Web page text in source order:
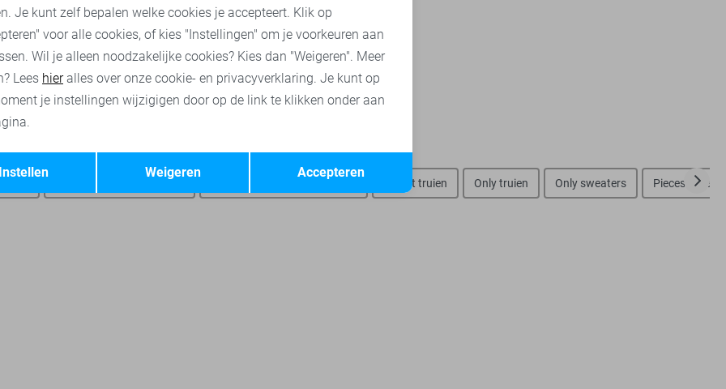
Jacqueline de Yong truien Jacqueline de Yong sweaters Object truien Only truien Only sweaters Pieces truien
Terug Opslaan
Je kunt zelf bepalen welke cookies je accepteert. Klik op
voor alle cookies, of kies "Instellingen" om je voorkeuren aan
Wil je alleen noodzakelijke cookies? Kies dan "Weigeren". Meer
Lees hieralles over onze cookie- en privacyverklaring. Je kunt op
je instellingen wijzigigen door op de link te klikken onder aan
Accepteren
Weigeren
Instellen